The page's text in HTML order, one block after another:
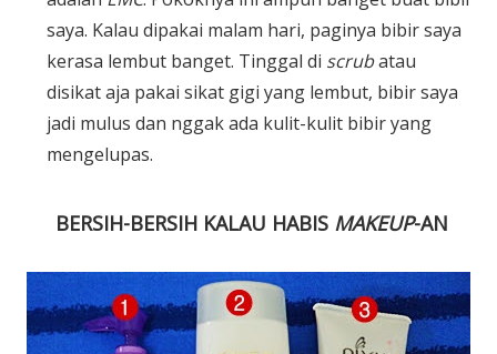
saya. Kalau dipakai malam hari, paginya bibir saya
kerasa lembut banget. Tinggal di scrubatau
disikat aja pakai sikat gigi yang lembut, bibir saya
jadi mulus dan nggak ada kulit-kulit bibir yang
mengelupas.
BERSIH-BERSIH KALAU HABIS MAKEUP-AN